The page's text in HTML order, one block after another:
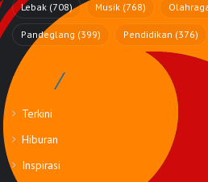
Lebak (708) Musik (768)
Pandeglang (399) Pendidikan (376)
Rubrik
Terkini
Hiburan
Inspirasi